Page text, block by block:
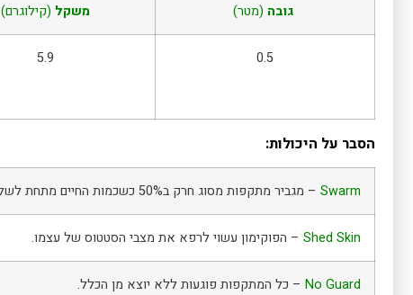
גובה (מטר) משקל (קילוגרם)
0.5
5.9
הסבר על היכולות:
Swarm– מגביר מתקפות מסוג חרק ב50% כשכמות החיים מתחת לשליש.
Shed Skin– הפוקימון עשוי לרפא את מצבי הסטטוס של עצמו.
No Guard– כל המתקפות פוגעות ללא יוצא מן הכלל.